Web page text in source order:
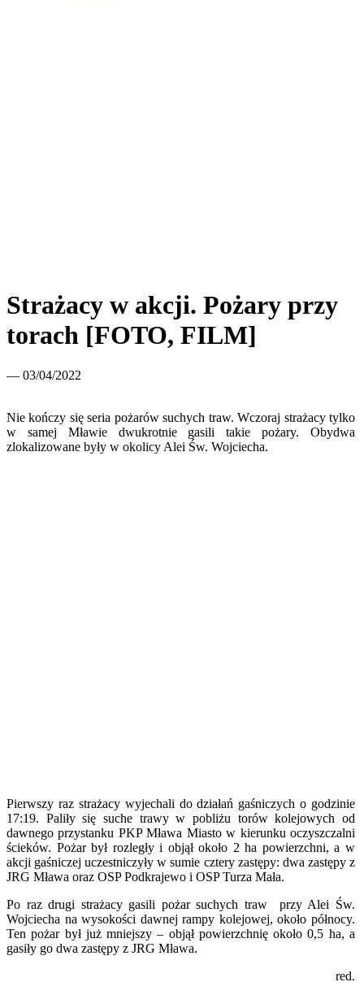
Strażacy w akcji. Pożary przy
torach [FOTO, FILM]
— 03/04/2022
Nie kończy się seria pożarów suchych traw. Wczoraj strażacy tylko
w samej Mławie dwukrotnie gasili takie pożary. Obydwa
zlokalizowane były w okolicy Alei Św. Wojciecha.
Pierwszy raz strażacy wyjechali do działań gaśniczych o godzinie
17:19. Paliły się suche trawy w pobliżu torów kolejowych od
dawnego przystanku PKP Mława Miasto w kierunku oczyszczalni
ścieków. Pożar był rozległy i objął około 2 ha powierzchni, a w
akcji gaśniczej uczestniczyły w sumie cztery zastępy: dwa zastępy z
JRG Mława oraz OSP Podkrajewo i OSP Turza Mała.
Po raz drugi strażacy gasili pożar suchych traw przy Alei Św.
Wojciecha na wysokości dawnej rampy kolejowej, około północy.
Ten pożar był już mniejszy – objął powierzchnię około 0,5 ha, a
gasiły go dwa zastępy z JRG Mława.
red.